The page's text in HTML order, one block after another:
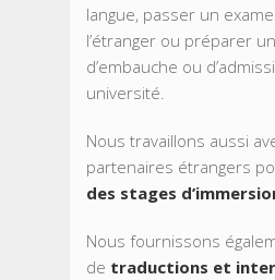
langue, passer un
l’étranger ou préparer
d’embauche ou
université.
Nous travaillons aussi
partenaires étrangers
des stages
Nous fournissons
de traductions et